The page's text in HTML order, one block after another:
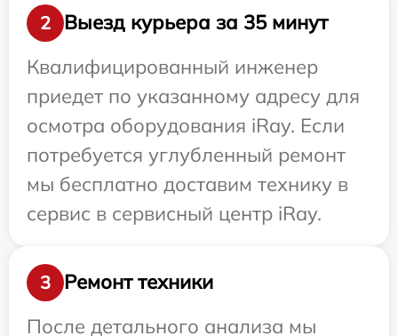
2
Выезд курьера за 35 минут
Квалифицированный инженер
приедет по указанному адресу для
осмотра оборудования iRay. Если
потребуется углубленный ремонт
мы бесплатно доставим технику в
сервис в сервисный центр iRay.
3
Ремонт техники
После детального анализа мы